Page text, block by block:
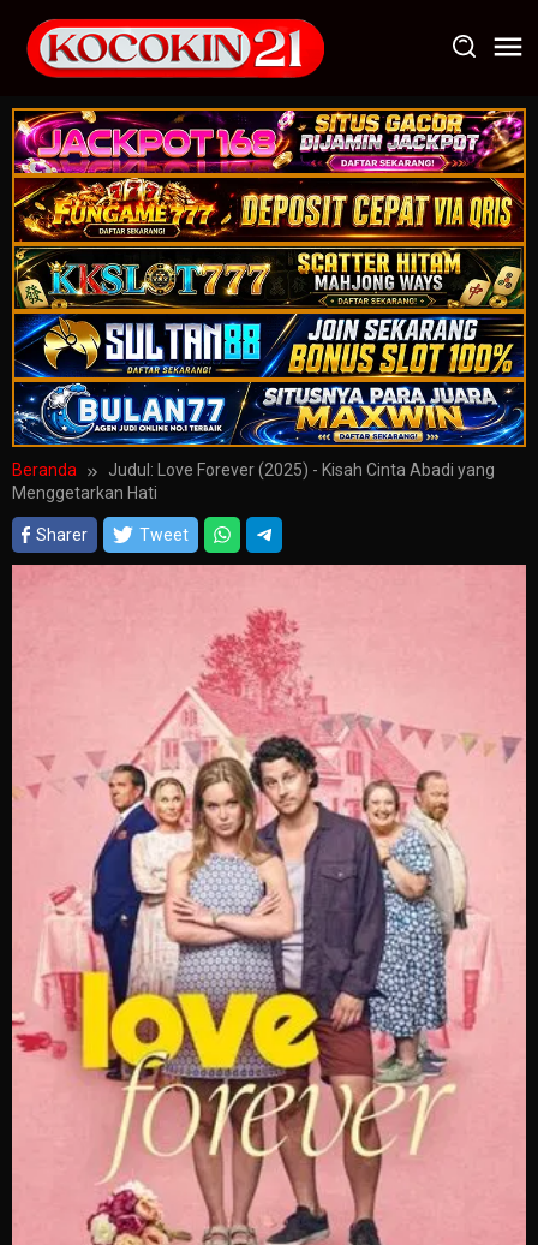
konten
Beranda
Judul: Love Forever (2025) - Kisah Cinta Abadi yang
Menggetarkan Hati
Sharer Tweet